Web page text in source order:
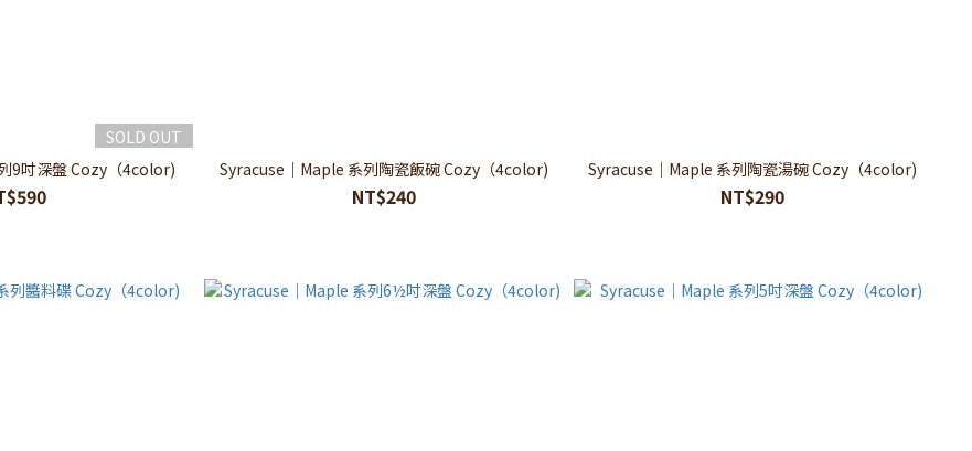
SOLD OUT
9吋深盤 Cozy（4color)
Syracuse｜Maple 系列陶瓷飯碗 Cozy（4color)
NT$240
Syracuse｜Maple 系列陶瓷湯碗 Cozy（4color)
NT$290